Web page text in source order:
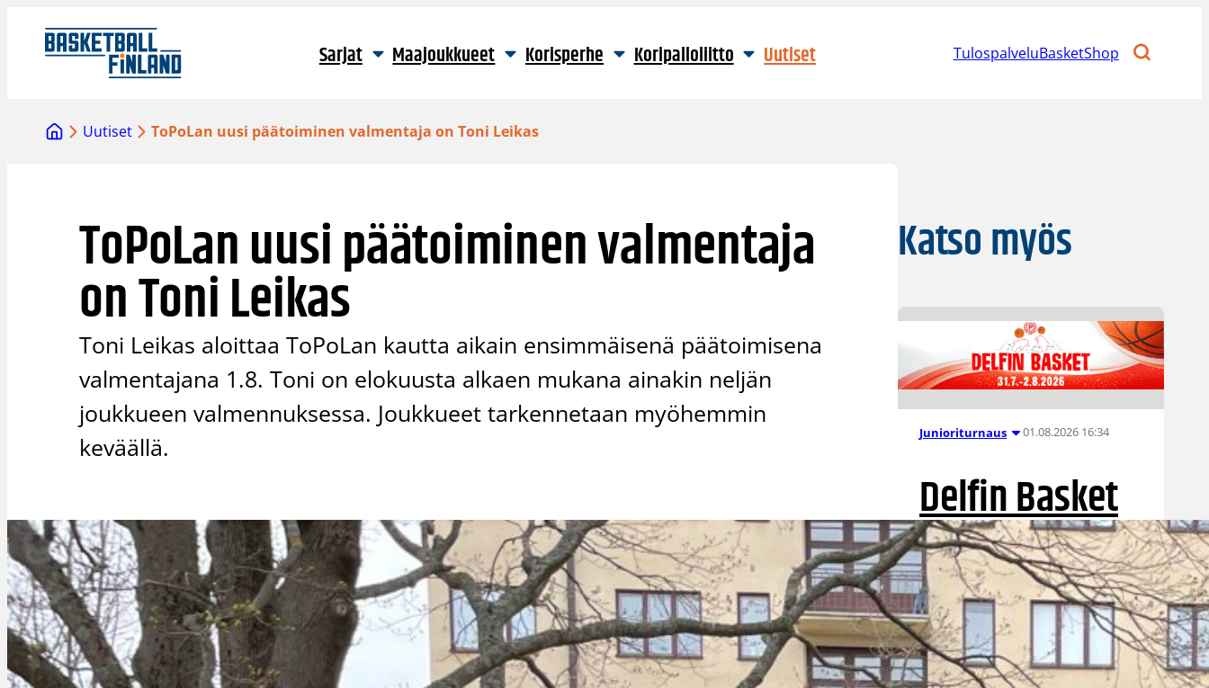
sisältöön
Sarjat Maajoukkueet Korisperhe Koripalloliitto Uutiset TulospalveluBasketShop
Uutiset ToPoLan uusi päätoiminen valmentaja on Toni Leikas
ToPoLan uusi päätoiminen valmentaja
on Toni Leikas
Toni Leikas aloittaa ToPoLan kautta aikain ensimmäisenä päätoimisena
valmentajana 1.8. Toni on elokuusta alkaen mukana ainakin neljän
joukkueen valmennuksessa. Joukkueet tarkennetaan myöhemmin
keväällä.
Katso myös
Junioriturnaus 01.08.2026 16:34
Delfin Basket
Tournament
31.7.-2.8.
Tampereella